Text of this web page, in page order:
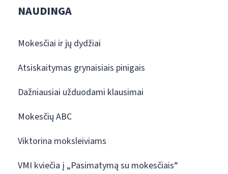
NAUDINGA
Mokesčiai ir jų dydžiai
Atsiskaitymas grynaisiais pinigais
Dažniausiai užduodami klausimai
Mokesčių ABC
Viktorina moksleiviams
VMI kviečia į „Pasimatymą su mokesčiais“